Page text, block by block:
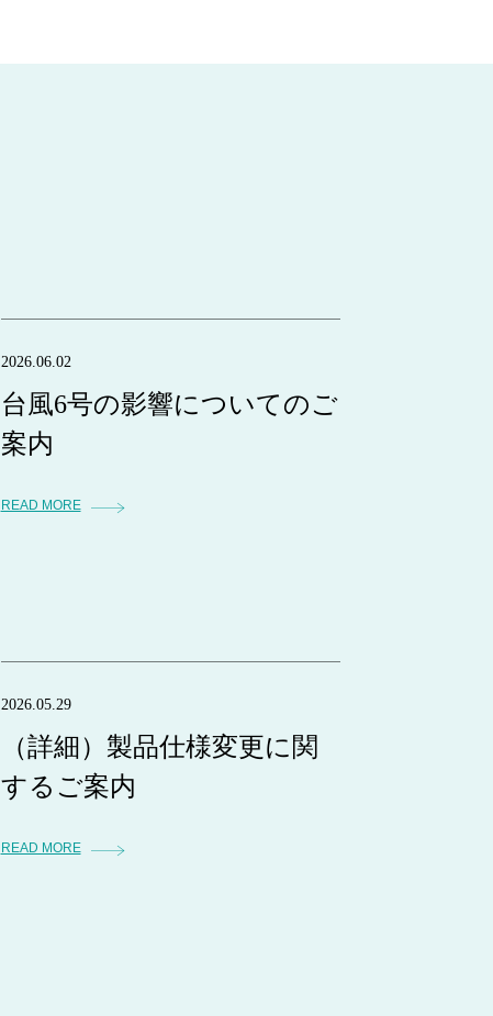
2026.06.02
台風6号の影響についてのご
案内
READ MORE
2026.05.29
（詳細）製品仕様変更に関
するご案内
READ MORE